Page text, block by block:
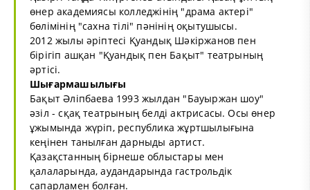
өнер академиясы колледжінің "драма актері"
бөлімінің "сахна тілі" пәнінің оқытушысы.
2012 жылы әріптесі Қуандық Шәкіржанов пен
бірігіп ашқан "Қуандық пен Бақыт" театрының
әртісі.
Шығармашылығы
Бақыт Әліпбаева 1993 жылдан "Бауыржан шоу"
әзіл - сқақ театрының белді актрисасы. Осы өнер
ұжымында жүріп, республика жұртшылығына
кеңінен танылған дарныды артист.
Қазақстанның бірнеше облыстары мен
қалаларында, аудандарында гастрольдік
сапарламен болған.